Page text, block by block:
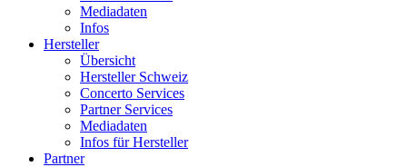
Mediadaten
Infos
Hersteller
Übersicht
Hersteller Schweiz
Concerto Services
Partner Services
Mediadaten
Infos für Hersteller
Partner